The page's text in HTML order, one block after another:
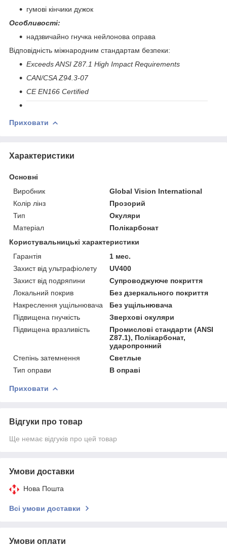
гумові кінчики дужок
Особливості:
надзвичайно гнучка нейлонова оправа
Відповідність міжнародним стандартам безпеки:
Exceeds ANSI Z87.1 High Impact Requirements
CAN/CSA Z94.3-07
CE EN166 Certified
Приховати
Характеристики
Основні
Виробник
Global Vision International
Колір лінз
Прозорий
Тип
Окуляри
Матеріал
Полікарбонат
Користувальницькі характеристики
Гарантія
1 мес.
Захист від ультрафіолету
UV400
Захист від подряпини
Супроводжуюче покриття
Локальний покрив
Без дзеркального покриття
Накреслення ущільнювача
Без ущільнювача
Підвищена гнучкість
Зверхові окуляри
Підвищена вразливість
Промислові стандарти (ANSI
Z87.1), Полікарбонат,
ударопронний
Степінь затемнення
Светлые
Тип оправи
В оправі
Приховати
Відгуки про товар
Ще немає відгуків про цей товар
Умови доставки
Нова Пошта
Всі умови доставки
Умови оплати